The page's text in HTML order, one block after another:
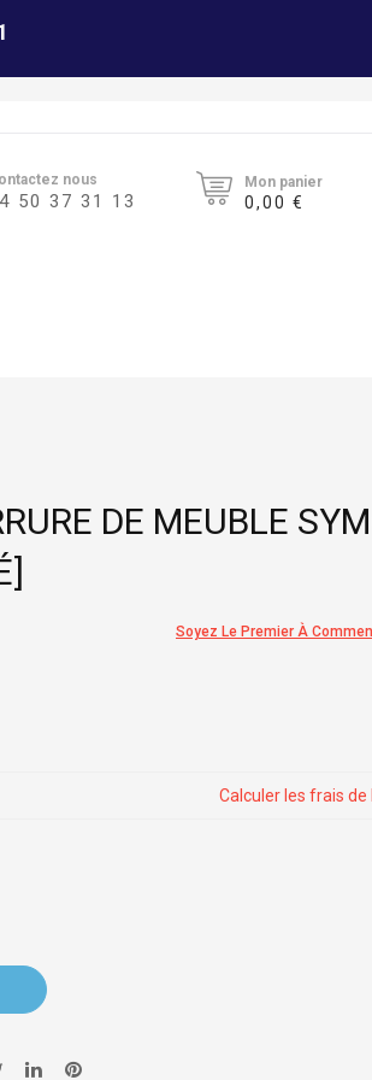
nous
50 37 31 13
Mon panier
0,00 €
DE MEUBLE
Soyez Le Premier À
Calculer les frais de